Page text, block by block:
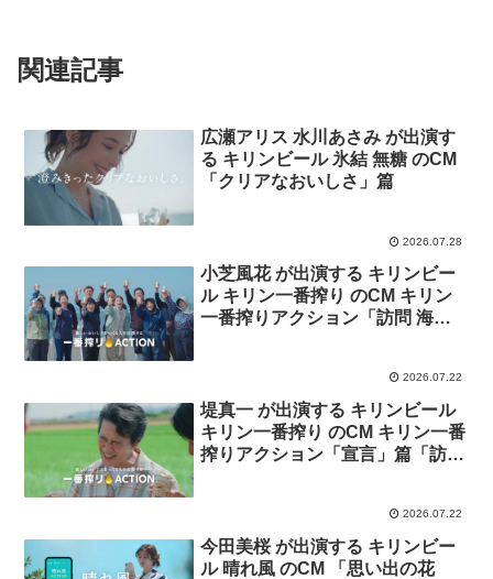
関連記事
広瀬アリス 水川あさみ が出演す
る キリンビール 氷結 無糖 のCM
「クリアなおいしさ」篇
2026.07.28
小芝風花 が出演する キリンビー
ル キリン一番搾り のCM キリン
一番搾りアクション「訪問 海を
2026.07.22
堤真一 が出演する キリンビール
キリン一番搾り のCM キリン一番
搾りアクション「宣言」篇「訪問
2026.07.22
今田美桜 が出演する キリンビー
ル 晴れ風 のCM 「思い出の花